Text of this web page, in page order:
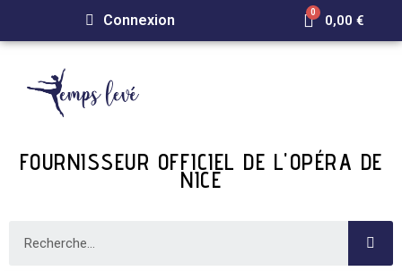
Connexion 0,00 €
FOURNISSEUR OFFICIEL DE L'OPÉRA DE
NICE